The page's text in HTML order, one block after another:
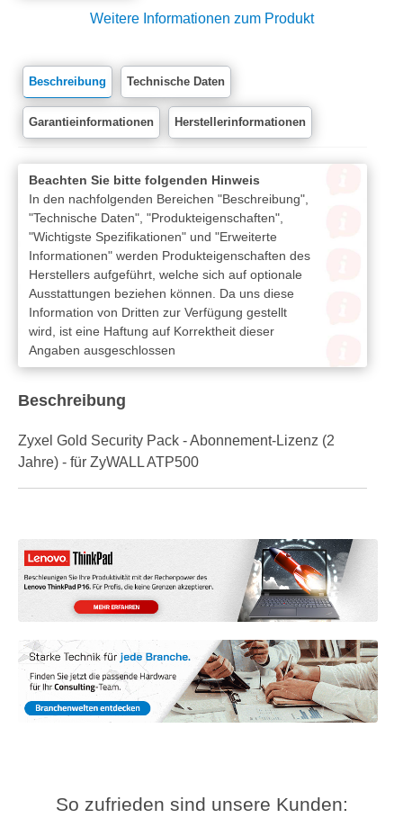
Weitere Informationen zum Produkt
Beschreibung Technische Daten
Garantieinformationen Herstellerinformationen
Beachten Sie bitte folgenden Hinweis
In den nachfolgenden Bereichen "Beschreibung",
"Technische Daten", "Produkteigenschaften",
"Wichtigste Spezifikationen" und "Erweiterte
Informationen" werden Produkteigenschaften des
Herstellers aufgeführt, welche sich auf optionale
Ausstattungen beziehen können. Da uns diese
Information von Dritten zur Verfügung gestellt
wird, ist eine Haftung auf Korrektheit dieser
Angaben ausgeschlossen
Beschreibung
Zyxel Gold Security Pack - Abonnement-Lizenz (2
Jahre) - für ZyWALL ATP500
So zufrieden sind unsere Kunden: